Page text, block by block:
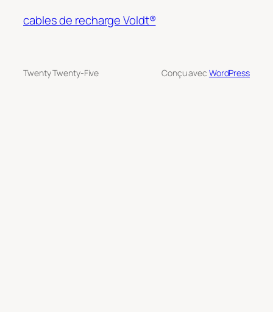
cables de recharge Voldt®
Twenty Twenty-Five Conçu avec WordPress